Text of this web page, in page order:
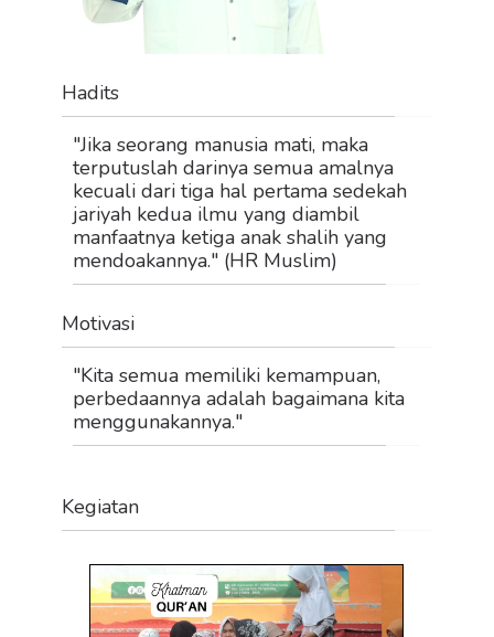
Hadits
"Jika seorang manusia mati, maka
terputuslah darinya semua amalnya
kecuali dari tiga hal pertama sedekah
jariyah kedua ilmu yang diambil
manfaatnya ketiga anak shalih yang
mendoakannya." (HR Muslim)
Motivasi
"Kita semua memiliki kemampuan,
perbedaannya adalah bagaimana kita
menggunakannya."
Kegiatan